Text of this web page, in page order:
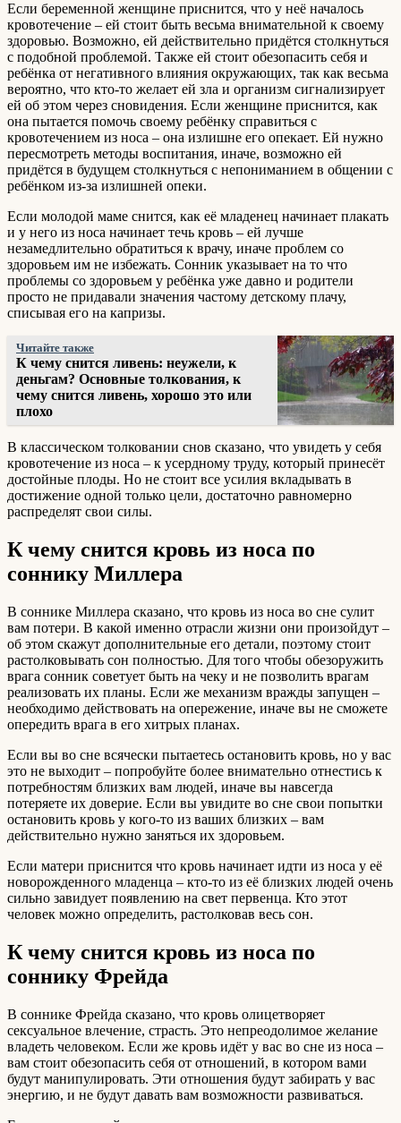
Если беременной женщине приснится, что у неё началось
кровотечение – ей стоит быть весьма внимательной к своему
здоровью. Возможно, ей действительно придётся столкнуться
с подобной проблемой. Также ей стоит обезопасить себя и
ребёнка от негативного влияния окружающих, так как весьма
вероятно, что кто-то желает ей зла и организм сигнализирует
ей об этом через сновидения. Если женщине приснится, как
она пытается помочь своему ребёнку справиться с
кровотечением из носа – она излишне его опекает. Ей нужно
пересмотреть методы воспитания, иначе, возможно ей
придётся в будущем столкнуться с непониманием в общении с
ребёнком из-за излишней опеки.
Если молодой маме снится, как её младенец начинает плакать
и у него из носа начинает течь кровь – ей лучше
незамедлительно обратиться к врачу, иначе проблем со
здоровьем им не избежать. Сонник указывает на то что
проблемы со здоровьем у ребёнка уже давно и родители
просто не придавали значения частому детскому плачу,
списывая его на капризы.
Читайте также
К чему снится ливень: неужели, к
деньгам? Основные толкования, к
чему снится ливень, хорошо это или
плохо
В классическом толковании снов сказано, что увидеть у себя
кровотечение из носа – к усердному труду, который принесёт
достойные плоды. Но не стоит все усилия вкладывать в
достижение одной только цели, достаточно равномерно
распределят свои силы.
К чему снится кровь из носа по
соннику Миллера
В соннике Миллера сказано, что кровь из носа во сне сулит
вам потери. В какой именно отрасли жизни они произойдут –
об этом скажут дополнительные его детали, поэтому стоит
растолковывать сон полностью. Для того чтобы обезоружить
врага сонник советует быть на чеку и не позволить врагам
реализовать их планы. Если же механизм вражды запущен –
необходимо действовать на опережение, иначе вы не сможете
опередить врага в его хитрых планах.
Если вы во сне всячески пытаетесь остановить кровь, но у вас
это не выходит – попробуйте более внимательно отнестись к
потребностям близких вам людей, иначе вы навсегда
потеряете их доверие. Если вы увидите во сне свои попытки
остановить кровь у кого-то из ваших близких – вам
действительно нужно заняться их здоровьем.
Если матери приснится что кровь начинает идти из носа у её
новорожденного младенца – кто-то из её близких людей очень
сильно завидует появлению на свет первенца. Кто этот
человек можно определить, растолковав весь сон.
К чему снится кровь из носа по
соннику Фрейда
В соннике Фрейда сказано, что кровь олицетворяет
сексуальное влечение, страсть. Это непреодолимое желание
владеть человеком. Если же кровь идёт у вас во сне из носа –
вам стоит обезопасить себя от отношений, в котором вами
будут манипулировать. Эти отношения будут забирать у вас
энергию, и не будут давать вам возможности развиваться.